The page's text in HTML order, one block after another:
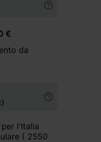
€
da
l'Italia
( 2550